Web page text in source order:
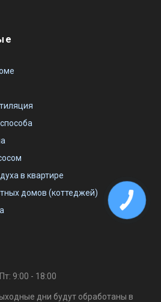
в квартире
домов (коттеджей)
9:00 - 18:00
дни будут обработаны в